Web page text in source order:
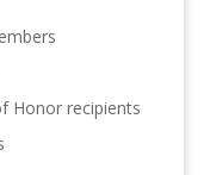
Honor recipients